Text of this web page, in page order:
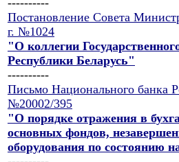
Постановление Совета
г. №1024
"О коллегии
Республики Беларусь"
----------
Письмо Национального банка
№20002/395
"О порядке отражения в
основных фондов,
оборудования по состоянию